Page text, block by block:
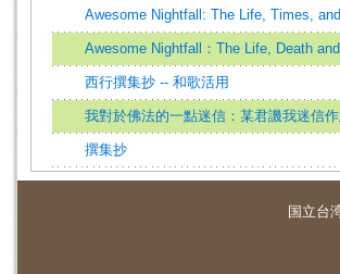
Awesome Nightfall: The Life, Times,
Awesome Nightfall：The Life, Death
西行撰集抄 -- 和歌活用
我對於佛法的一點迷信：某君譏我迷信
撰集抄
国立台